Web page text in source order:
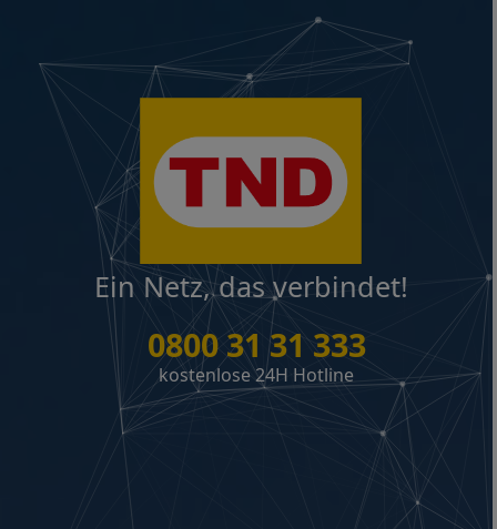
Ein Netz, das verbindet!
0800 31 31 333
kostenlose 24H Hotline